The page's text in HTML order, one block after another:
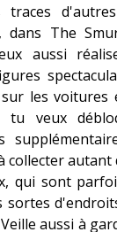
traces
dans The
aussi
les voitures
veux
collecter autant
qui sont
sortes
aussi à